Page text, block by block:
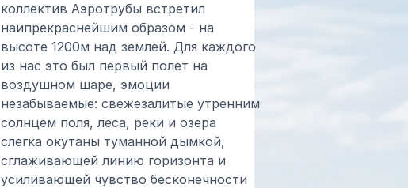
коллектив Аэротрубы встретил
наипрекраснейшим образом - на
высоте 1200м над землей. Для каждого
из нас это был первый полет на
воздушном шаре, эмоции
незабываемые: свежезалитые утренним
солнцем поля, леса, реки и озера
слегка окутаны туманной дымкой,
сглаживающей линию горизонта и
усиливающей чувство бесконечности